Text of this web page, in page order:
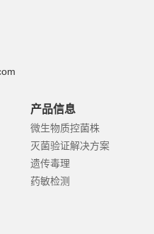
产品信息
微生物质控菌株
灭菌验证解决方案
遗传毒理
药敏检测